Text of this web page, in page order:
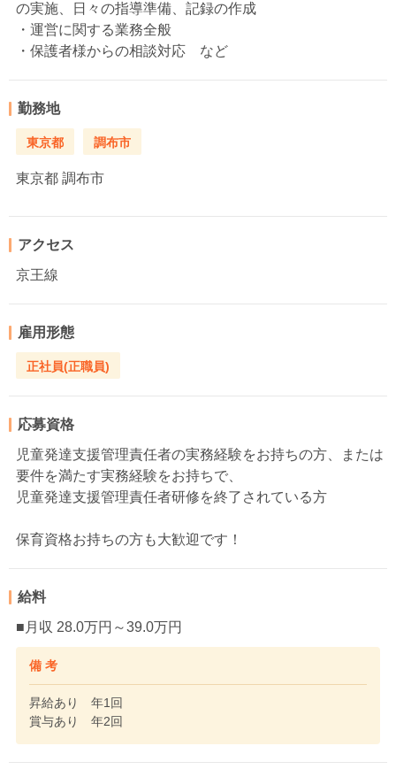
の実施、日々の指導準備、記録の作成
・運営に関する業務全般
・保護者様からの相談対応 など
勤務地
東京都 調布市
東京都 調布市
アクセス
京王線
雇用形態
正社員(正職員)
応募資格
児童発達支援管理責任者の実務経験をお持ちの方、または
要件を満たす実務経験をお持ちで、
児童発達支援管理責任者研修を終了されている方
保育資格お持ちの方も大歓迎です！
給料
■月収 28.0万円～39.0万円
備 考
昇給あり 年1回
賞与あり 年2回